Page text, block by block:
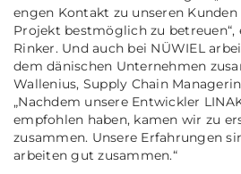
engen Kontakt zu unseren
Projekt bestmöglich zu betreuen“,
Rinker. Und auch bei NÜWIEL
dem dänischen Unternehmen
Wallenius, Supply Chain
„Nachdem unsere Entwickler
empfohlen haben, kamen wir zu
zusammen. Unsere Erfahrungen
arbeiten gut zusammen.“